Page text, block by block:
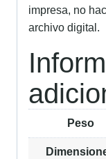
impresa, no
archivo digital.
Peso